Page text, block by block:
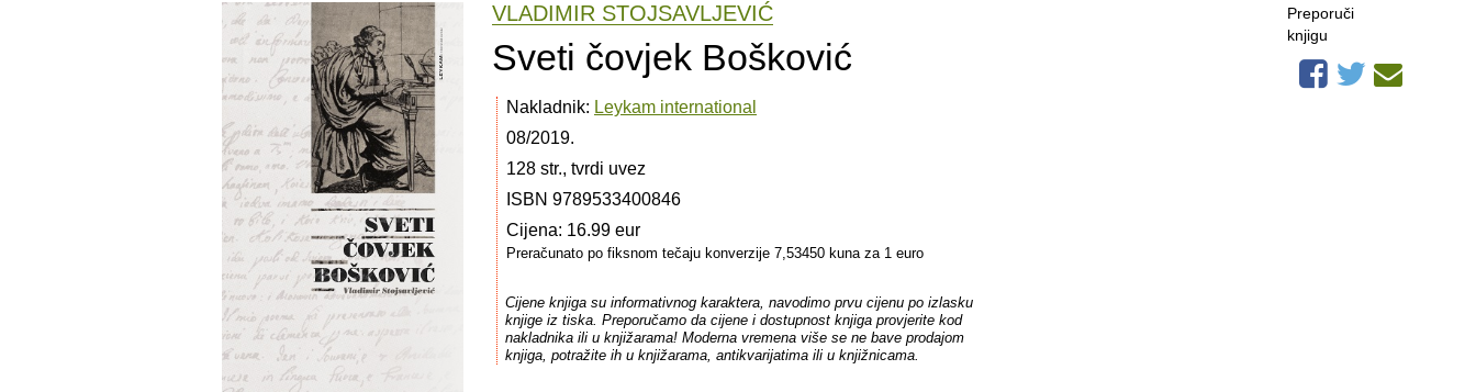
VLADIMIR STOJSAVLJEVIĆ
Sveti čovjek Bošković
Nakladnik: Leykam international
08/2019.
128 str., tvrdi uvez
ISBN 9789533400846
Cijena: 16.99 eur
Preračunato po fiksnom tečaju konverzije 7,53450 kuna za 1 euro
Cijene knjiga su informativnog karaktera, navodimo prvu cijenu po izlasku
knjige iz tiska. Preporučamo da cijene i dostupnost knjiga provjerite kod
nakladnika ili u knjižarama! Moderna vremena više se ne bave prodajom
knjiga, potražite ih u knjižarama, antikvarijatima ili u knjižnicama.
Preporuči
knjigu